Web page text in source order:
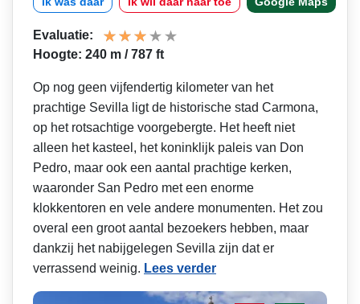
Evaluatie:
Hoogte: 240 m / 787 ft
Op nog geen vijfendertig kilometer van het
prachtige Sevilla ligt de historische stad Carmona,
op het rotsachtige voorgebergte. Het heeft niet
alleen het kasteel, het koninklijk paleis van Don
Pedro, maar ook een aantal prachtige kerken,
waaronder San Pedro met een enorme
klokkentoren en vele andere monumenten. Het zou
overal een groot aantal bezoekers hebben, maar
dankzij het nabijgelegen Sevilla zijn dat er
verrassend weinig. Lees verder